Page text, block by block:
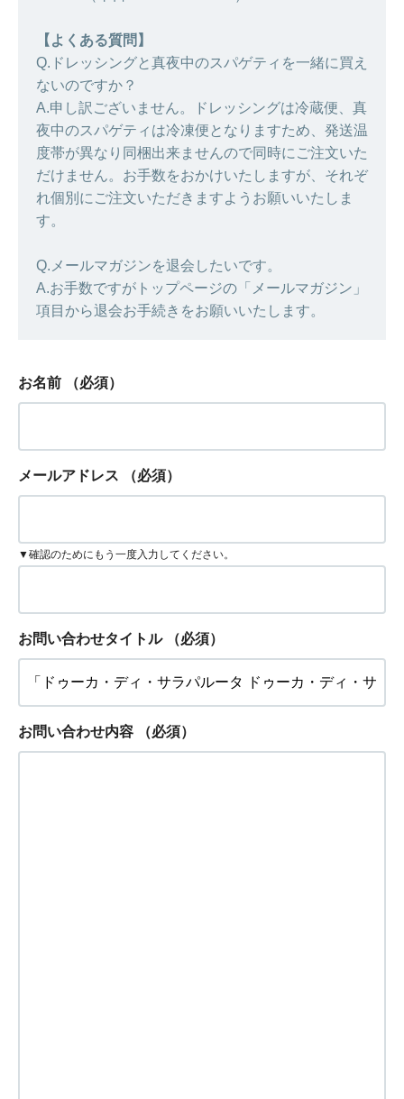
【よくある質問】
Q.ドレッシングと真夜中のスパゲティを一緒に買え
ないのですか？
A.申し訳ございません。ドレッシングは冷蔵便、真
夜中のスパゲティは冷凍便となりますため、発送温
度帯が異なり同梱出来ませんので同時にご注文いた
だけません。お手数をおかけいたしますが、それぞ
れ個別にご注文いただきますようお願いいたしま
す。
Q.メールマガジンを退会したいです。
A.お手数ですがトップページの「メールマガジン」
項目から退会お手続きをお願いいたします。
お名前 （必須）
メールアドレス （必須）
▼確認のためにもう一度入力してください。
お問い合わせタイトル （必須）
お問い合わせ内容 （必須）